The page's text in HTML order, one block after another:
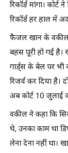
रिकॉर्ड मांगा।
रिकॉर्ड हर हाल में
फैजल खान के वकील
बहस पूरी हो गई
गार्ड्स के बेल पर भी
रिजर्व कर दिया है।
अब कोर्ट 10 जुलाई
वकील ने कहा कि
थे, उनका काम था
लेना देना नहीं था।